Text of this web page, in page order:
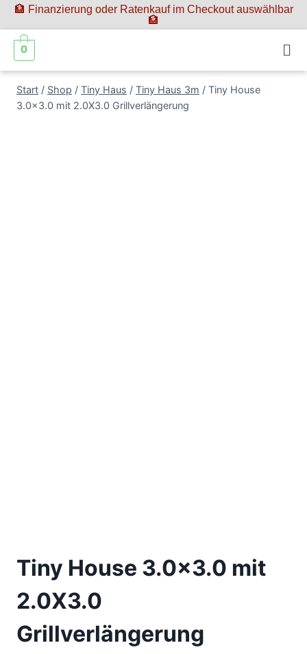
🏦 Finanzierung oder Ratenkauf im Checkout auswählbar
🏦
0
Start / Shop / Tiny Haus / Tiny Haus 3m / Tiny House
3.0×3.0 mit 2.0X3.0 Grillverlängerung
Tiny House 3.0×3.0 mit
2.0X3.0
Grillverlängerung